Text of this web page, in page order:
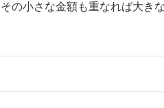
の小さな金額も重なれば大き